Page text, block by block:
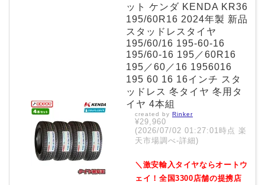
ット ケンダ KENDA KR36
195/60R16 2024年製 新品
スタッドレスタイヤ
195/60/16 195-60-16
195/60-16 195／60R16
195／60／16 1956016
195 60 16 16インチ スタ
ッドレス 冬タイヤ 冬用タ
イヤ 4本組
created by Rinker
¥29,960
(2026/07/02 01:27:01時点 楽
天市場調べ-詳細)
＼激安輸入タイヤならオートウ
ェイ！全国3300店舗の提携店